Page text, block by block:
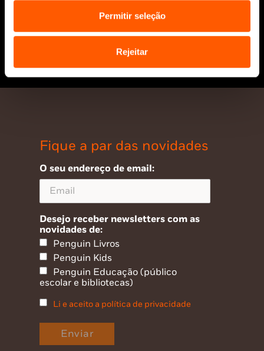
Permitir seleção
Rejeitar
e Ilhas em compras superiores a 25€
Fique a par das novidades
O seu endereço de email:
Desejo receber newsletters com as
novidades de:
Penguin Livros
Penguin Kids
Penguin Educação (público
escolar e bibliotecas)
Li e aceito a política de privacidade